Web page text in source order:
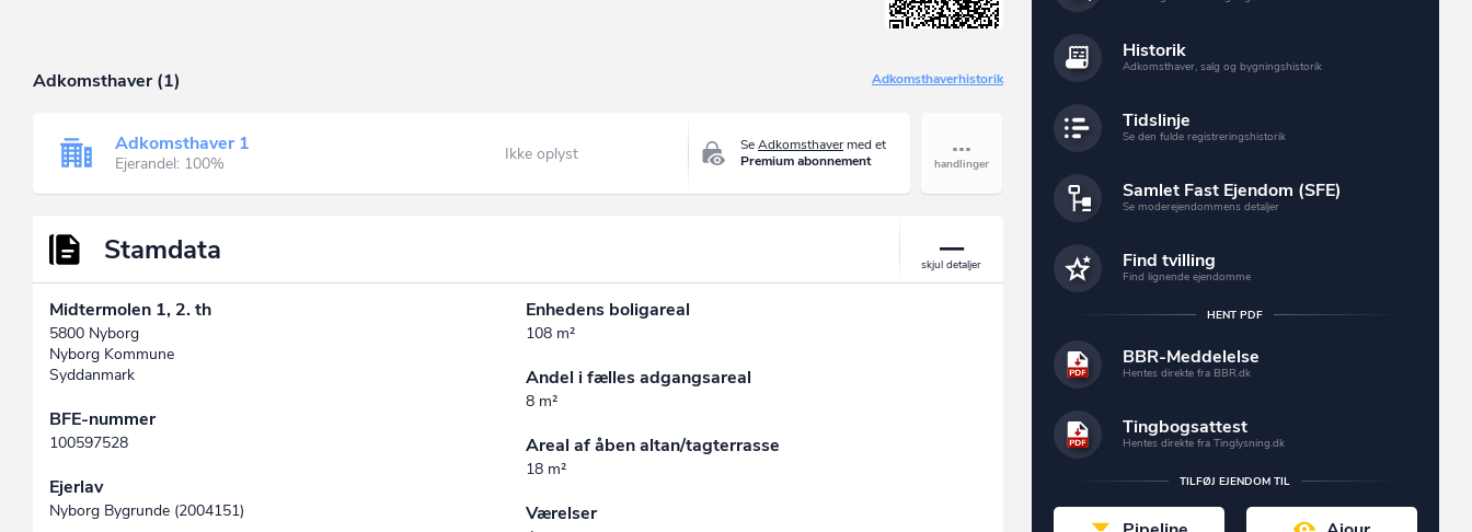
Adkomsthaver (1) Adkomsthaverhistorik
SeAdkomsthavermed et
Premium abonnement
Adkomsthaver 1
Ejerandel: 100% Ikke oplyst
Stamdata
Midtermolen 1, 2. th
5800 Nyborg
Nyborg Kommune
Syddanmark
BFE-nummer
100597528
Ejerlav
Nyborg Bygrunde (2004151)
Enhedens boligareal
108 m²
Andel i fælles adgangsareal
8 m²
Areal af åben altan/tagterrasse
18 m²
Værelser
Historik
Adkomsthaver, salg og bygningshistorik
Tidslinje
Se den fulde registreringshistorik
Samlet Fast Ejendom (SFE)
Se moderejendommens detaljer
Find tvilling
Find lignende ejendomme
HENT PDF
BBR-Meddelelse
Hentes direkte fra BBR.dk
Tingbogsattest
Hentes direkte fra Tinglysning.dk
TILFØJ EJENDOM TIL